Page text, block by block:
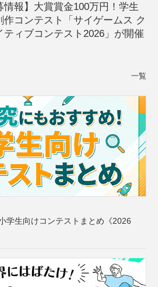
情報】大賞賞金100万円！学生
作コンテスト「サイゲームス ク
ティブコンテスト2026」が開催
一覧
学生向けコンテストまとめ《2026